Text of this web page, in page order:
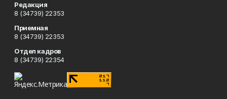
Редакция
8 (34739) 22353
Приемная
8 (34739) 22353
Отдел кадров
8 (34739) 22354